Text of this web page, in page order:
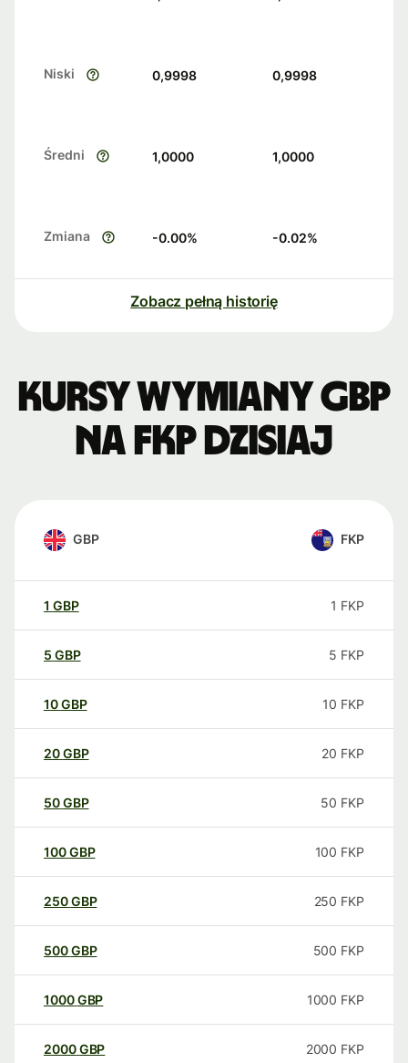
Niski 0,9998 0,9998
Średni 1,0000 1,0000
Zmiana -0.00% -0.02%
Zobacz pełną historię
Kursy wymiany GBP
na FKP dzisiaj
GBP FKP
1 GBP 1 FKP
5 GBP 5 FKP
10GBP 10 FKP
20GBP 20 FKP
50GBP 50 FKP
100GBP 100 FKP
250GBP 250 FKP
500GBP 500 FKP
1000GBP 1000 FKP
2000GBP 2000 FKP